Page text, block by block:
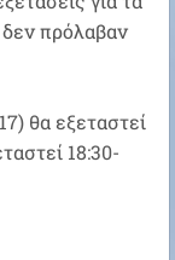
πρόλαβαν
θα εξεταστεί
18:30-